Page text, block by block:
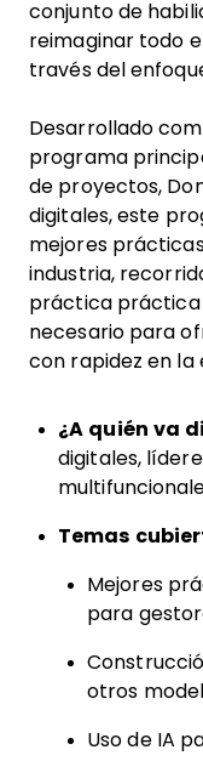
conjunto de
reimaginar todo
través del
Desarrollado
programa
de proyectos,
digitales, este
mejores
industria,
práctica práctica
necesario para
con rapidez en la
¿A quién va
digitales,
Temas
Mejores
para
otros
Uso de IA